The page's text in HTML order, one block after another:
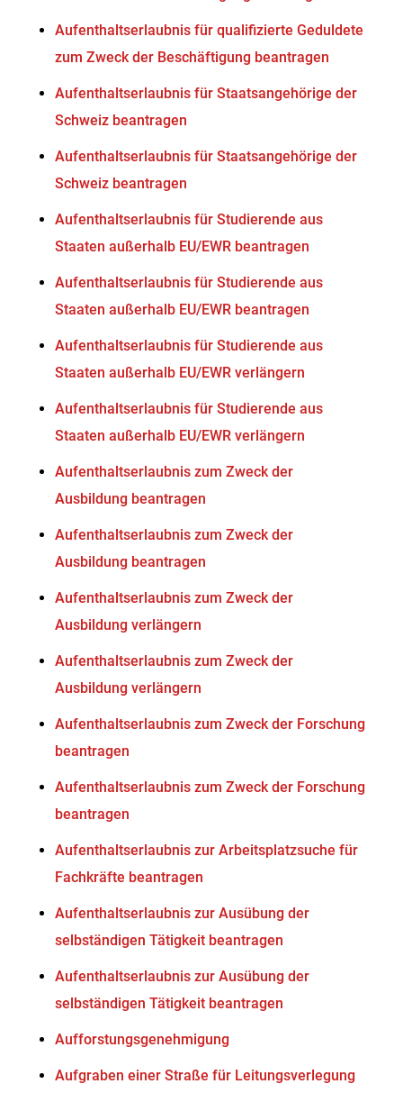
Aufenthaltserlaubnis für qualifizierte Geduldete
zum Zweck der Beschäftigung beantragen
Aufenthaltserlaubnis für Staatsangehörige der
Schweiz beantragen
Aufenthaltserlaubnis für Staatsangehörige der
Schweiz beantragen
Aufenthaltserlaubnis für Studierende aus
Staaten außerhalb EU/EWR beantragen
Aufenthaltserlaubnis für Studierende aus
Staaten außerhalb EU/EWR beantragen
Aufenthaltserlaubnis für Studierende aus
Staaten außerhalb EU/EWR verlängern
Aufenthaltserlaubnis für Studierende aus
Staaten außerhalb EU/EWR verlängern
Aufenthaltserlaubnis zum Zweck der
Ausbildung beantragen
Aufenthaltserlaubnis zum Zweck der
Ausbildung beantragen
Aufenthaltserlaubnis zum Zweck der
Ausbildung verlängern
Aufenthaltserlaubnis zum Zweck der
Ausbildung verlängern
Aufenthaltserlaubnis zum Zweck der Forschung
beantragen
Aufenthaltserlaubnis zum Zweck der Forschung
beantragen
Aufenthaltserlaubnis zur Arbeitsplatzsuche für
Fachkräfte beantragen
Aufenthaltserlaubnis zur Ausübung der
selbständigen Tätigkeit beantragen
Aufenthaltserlaubnis zur Ausübung der
selbständigen Tätigkeit beantragen
Aufforstungsgenehmigung
Aufgraben einer Straße für Leitungsverlegung